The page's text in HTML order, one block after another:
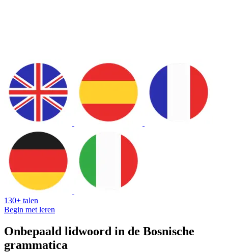
130+ talen
Begin met leren
Onbepaald lidwoord in de Bosnische
grammatica